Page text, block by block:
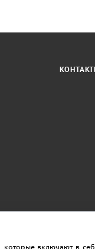
, которые включают в